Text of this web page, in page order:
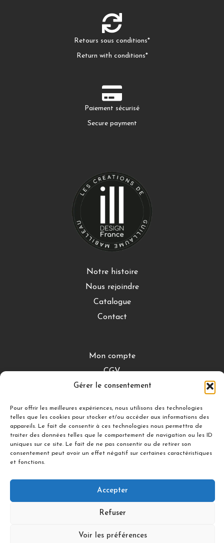
Gérer le consentement
Pour offrir les meilleures expériences, nous utilisons des technologies
telles que les cookies pour stocker et/ou accéder aux informations des
appareils. Le fait de consentir à ces technologies nous permettra de
traiter des données telles que le comportement de navigation ou les ID
uniques sur ce site. Le fait de ne pas consentir ou de retirer son
consentement peut avoir un effet négatif sur certaines caractéristiques
et fonctions.
Accepter
Refuser
Voir les préférences
Retours sous conditions*
Return with conditions*
Paiement sécurisé
Secure payment
Notre histoire
Nous rejoindre
Catalogue
Contact
Mon compte
CGV
Mentions légales
DÉCOUVRIR
Nuances Gourmandes
Suivez-nous
© 2021 illDESIGN-France